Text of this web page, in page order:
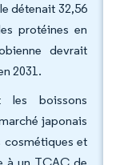
détenait 32,56
protéines en
devrait
2031.
les boissons
japonais
cosmétiques et